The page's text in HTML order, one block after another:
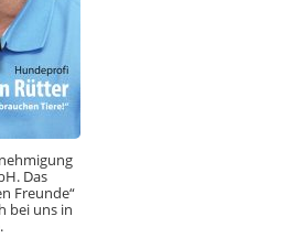
Das
Freunde“
bei uns in